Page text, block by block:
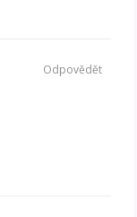
Odpovědět